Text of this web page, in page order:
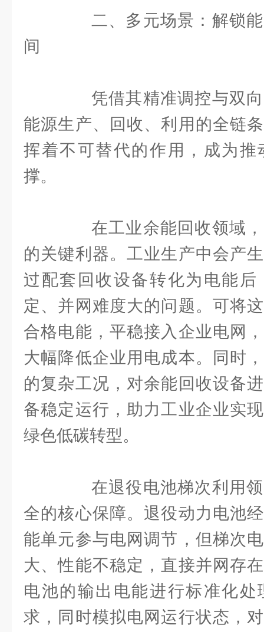
二、多元场景：解锁能
间
凭借其精准调控与双向
能源生产、回收、利用的全链
挥着不可替代的作用，成为推
撑。
在工业余能回收领域，
的关键利器。工业生产中会产
过配套回收设备转化为电能后
定、并网难度大的问题。可将
合格电能，平稳接入企业电网
大幅降低企业用电成本。同时
的复杂工况，对余能回收设备
备稳定运行，助力工业企业实
绿色低碳转型。
在退役电池梯次利用领
全的核心保障。退役动力电池
能单元参与电网调节，但梯次
大、性能不稳定，直接并网存
电池的输出电能进行标准化
求，同时模拟电网运行状态，